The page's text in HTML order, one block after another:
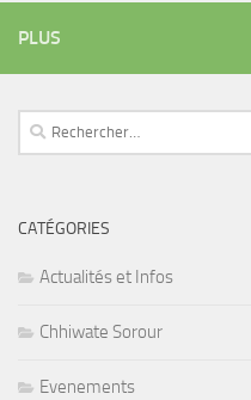
PLUS
Rechercher :
CATÉGORIES
Actualités et Infos
Chhiwate Sorour
Evenements